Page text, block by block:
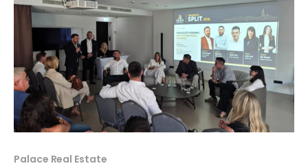
Palace Real Estate